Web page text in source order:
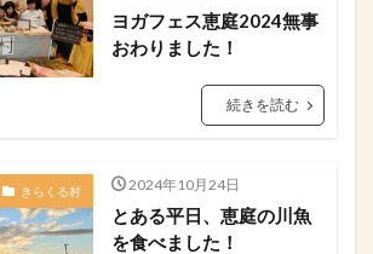
ヨガフェス恵庭2024無事
おわりました！
続きを読む
きらくる村 2024年10月24日
とある平日、恵庭の川魚
を食べました！